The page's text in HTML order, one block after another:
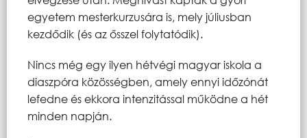
egyetem mesterkurzusára is, mely júliusban
kezdődik (és az ősszel folytatódik).
Nincs még egy ilyen hétvégi magyar iskola a
diaszpóra közösségben, amely ennyi időzónát
lefedne és ekkora intenzitással működne a hét
minden napján.